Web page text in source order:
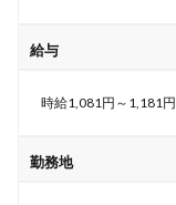
給与
時給1,081円～1,181円
勤務地